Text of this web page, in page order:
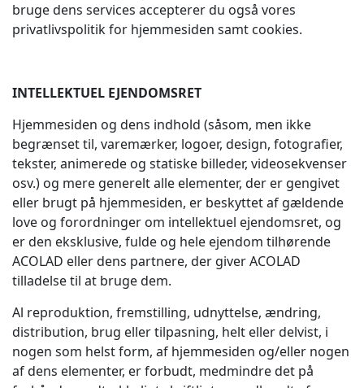
bruge dens services accepterer du også vores
privatlivspolitik for hjemmesiden samt cookies.
INTELLEKTUEL EJENDOMSRET
Hjemmesiden og dens indhold (såsom, men ikke
begrænset til, varemærker, logoer, design, fotografier,
tekster, animerede og statiske billeder, videosekvenser
osv.) og mere generelt alle elementer, der er gengivet
eller brugt på hjemmesiden, er beskyttet af gældende
love og forordninger om intellektuel ejendomsret, og
er den eksklusive, fulde og hele ejendom tilhørende
ACOLAD eller dens partnere, der giver ACOLAD
tilladelse til at bruge dem.
Al reproduktion, fremstilling, udnyttelse, ændring,
distribution, brug eller tilpasning, helt eller delvist, i
nogen som helst form, af hjemmesiden og/eller nogen
af dens elementer, er forbudt, medmindre det på